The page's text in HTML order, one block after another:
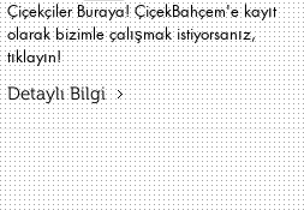
Çiçekçiler Buraya! ÇiçekBahçem'e kayıt
olarak bizimle çalışmak istiyorsanız,
tıklayın!
Detaylı Bilgi